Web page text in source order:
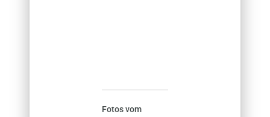
Fotos vom